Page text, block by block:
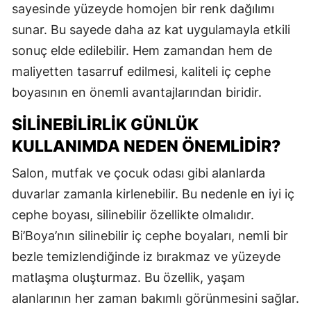
sayesinde yüzeyde homojen bir renk dağılımı
sunar. Bu sayede daha az kat uygulamayla etkili
sonuç elde edilebilir. Hem zamandan hem de
maliyetten tasarruf edilmesi, kaliteli iç cephe
boyasının en önemli avantajlarından biridir.
SILINEBILIRLIK GÜNLÜK
KULLANIMDA NEDEN ÖNEMLIDIR?
Salon, mutfak ve çocuk odası gibi alanlarda
duvarlar zamanla kirlenebilir. Bu nedenle en iyi iç
cephe boyası, silinebilir özellikte olmalıdır.
Bi’Boya’nın silinebilir iç cephe boyaları, nemli bir
bezle temizlendiğinde iz bırakmaz ve yüzeyde
matlaşma oluşturmaz. Bu özellik, yaşam
alanlarının her zaman bakımlı görünmesini sağlar.